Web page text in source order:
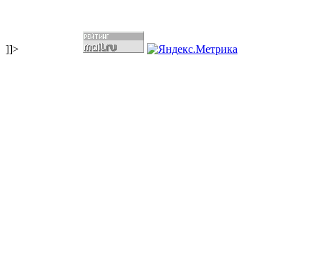
]]>